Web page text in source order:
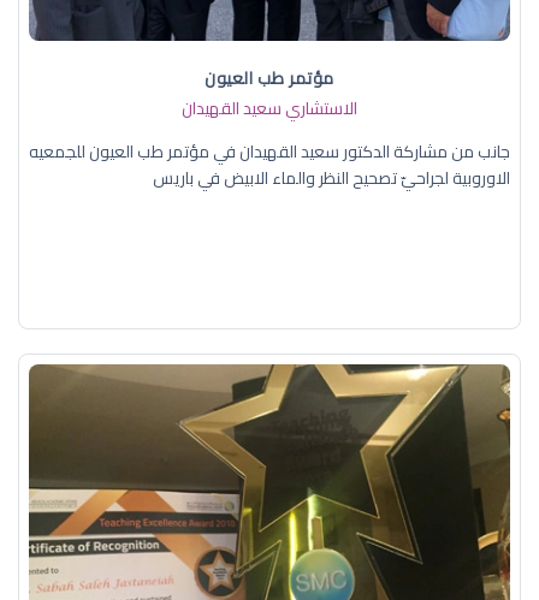
مؤتمر طب العيون
الاستشاري سعيد القهيدان
جانب من مشاركة الدكتور سعيد القهيدان في مؤتمر طب العيون للجمعيه
الاوروبية لجراحيّ تصحيح النظر والماء الابيض في باريس